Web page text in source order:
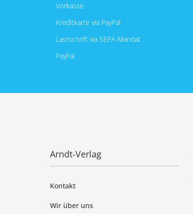
Vorkasse
Kreditkarte via PayPal
Lastschrift via SEPA-Mandat
PayPal
Arndt-Verlag
Kontakt
Wir über uns